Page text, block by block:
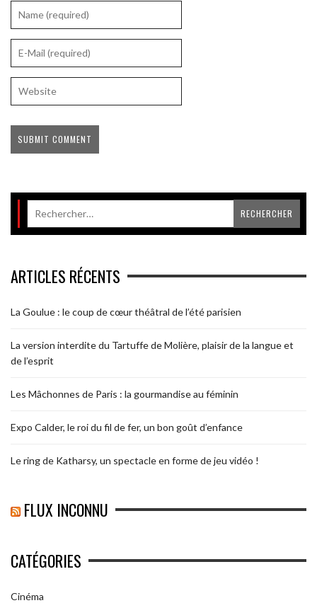
ARTICLES RÉCENTS
La Goulue : le coup de cœur théâtral de l’été parisien
La version interdite du Tartuffe de Molière, plaisir de la langue et
de l’esprit
Les Mâchonnes de Paris : la gourmandise au féminin
Expo Calder, le roi du fil de fer, un bon goût d’enfance
Le ring de Katharsy, un spectacle en forme de jeu vidéo !
FLUX INCONNU
CATÉGORIES
Cinéma